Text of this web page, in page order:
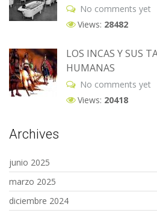
No comments yet
Views: 28482
LOS INCAS Y SUS
HUMANAS
No comments yet
Views: 20418
Archives
junio 2025
marzo 2025
diciembre 2024